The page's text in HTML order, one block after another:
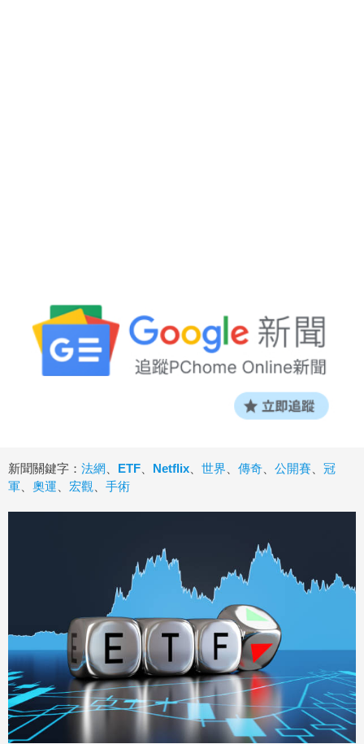
新聞關鍵字： 法網 ETF Netflix 世界 傳奇 公開賽
冠
軍
奧運 宏觀 手術